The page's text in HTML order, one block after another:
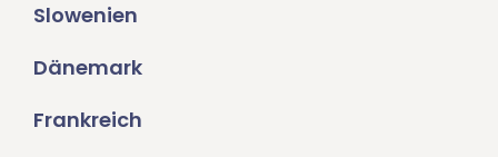
Slowenien
Dänemark
Frankreich